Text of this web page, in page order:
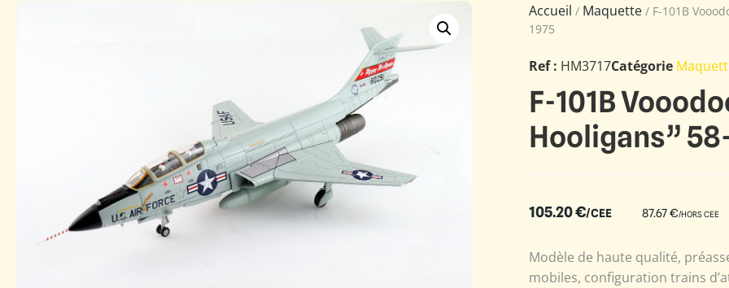
Accueil / Maquette / F-101B
1975
Ref : HM3717Catégorie
F-101B
Hooligans”
105.20€/CEE 87.67€/HORS CEE
Modèle de haute qualité,
mobiles, configuration trains